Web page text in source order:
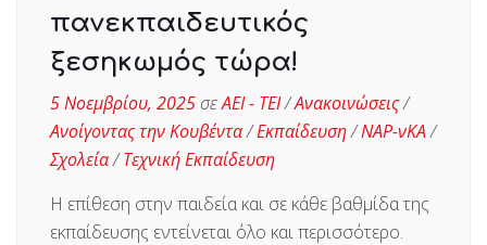
πανεκπαιδευτικός
ξεσηκωμός τώρα!
5 Νοεμβρίου, 2025σεΑΕΙ - ΤΕΙ/Ανακοινώσεις/
Ανοίγοντας την Κουβέντα/Εκπαίδευση/ΝΑΡ-νΚΑ/
Σχολεία/Τεχνική Εκπαίδευση
Η επίθεση στην παιδεία και σε κάθε βαθμίδα της
εκπαίδευσης εντείνεται όλο και περισσότερο.